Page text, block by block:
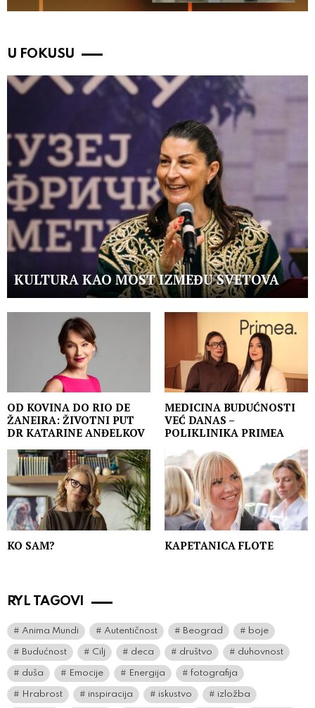
U FOKUSU
KULTURA KAO MOST IZMEĐU SVETOVA
OD KOVINA DO RIO DE
ŽANEIRA: ŽIVOTNI PUT
DR KATARINE ANĐELKOV
MEDICINA BUDUĆNOSTI
VEĆ DANAS –
POLIKLINIKA PRIMEA
KO SAM? KAPETANICA FLOTE
RYL TAGOVI
Anima Mundi Autentičnost Beograd boje
Budućnost Cilj deca društvo duhovnost
duša Emocije Energija fotografija
Hrabrost inspiracija iskustvo izložba